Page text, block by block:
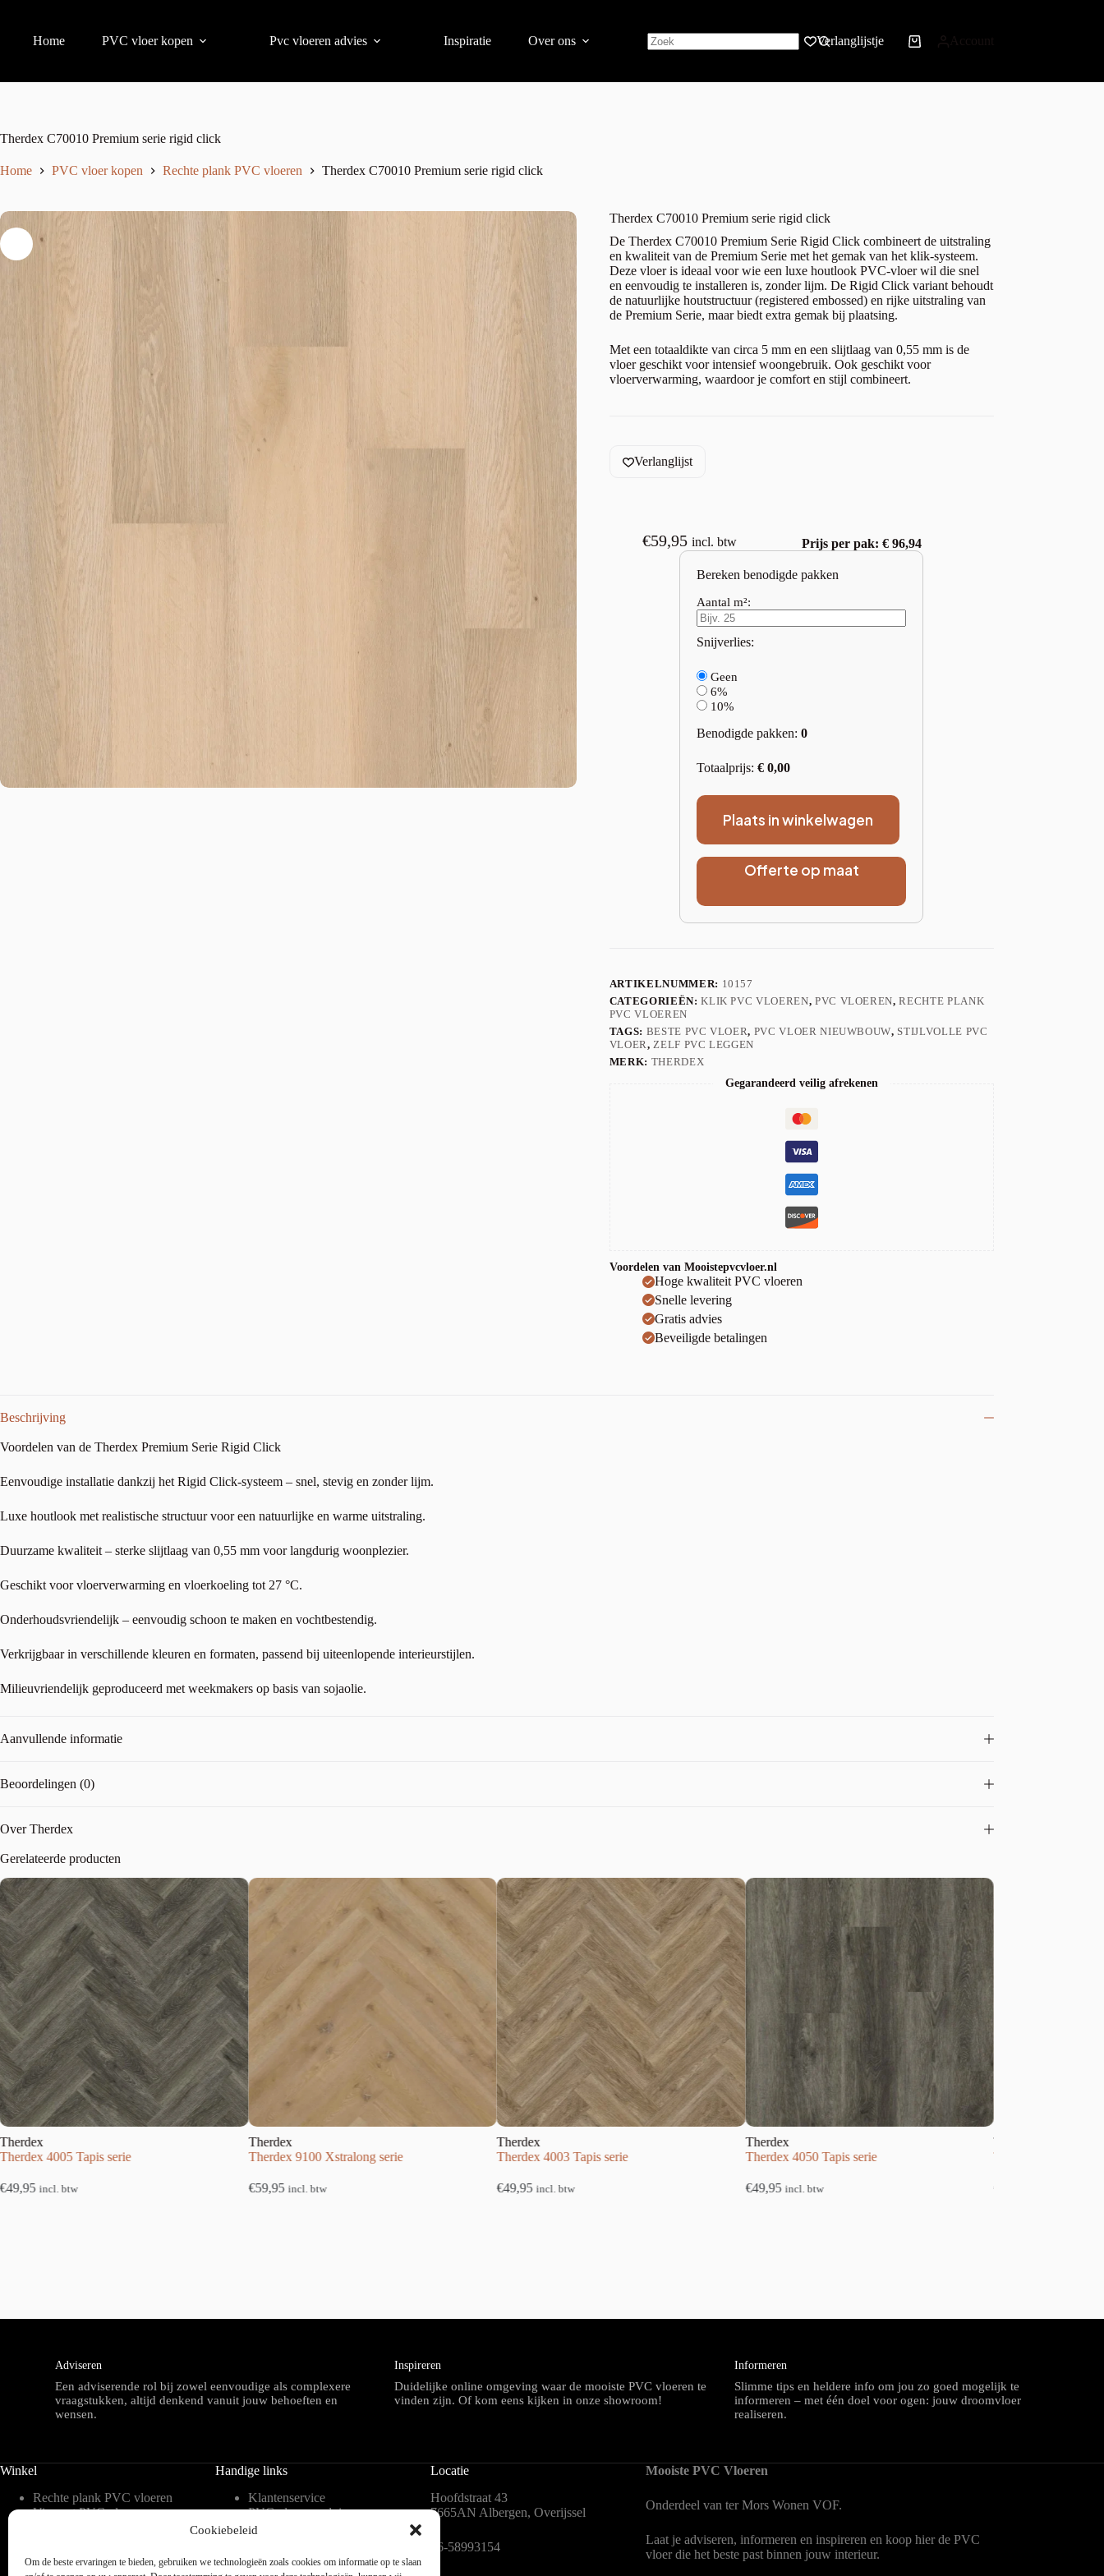
Cookiebeleid
Om de beste ervaringen te bieden, gebruiken we technologieën zoals cookies om informatie op te slaan
Home PVC vloer kopen Pvc vloeren advies Inspiratie Over ons Verlanglijstje
Therdex C70010 Premium serie rigid click
Home PVC vloer kopen Rechte plank PVC vloeren Therdex C70010 Premium serie rigid click
Therdex C70010 Premium serie rigid click
De Therdex C70010 Premium Serie Rigid Click combineert de uitstraling
en kwaliteit van de Premium Serie met het gemak van het klik-systeem.
Deze vloer is ideaal voor wie een luxe houtlook PVC-vloer wil die snel
en eenvoudig te installeren is, zonder lijm. De Rigid Click variant behoudt
de natuurlijke houtstructuur (registered embossed) en rijke uitstraling van
de Premium Serie, maar biedt extra gemak bij plaatsing.
Met een totaaldikte van circa 5 mm en een slijtlaag van 0,55 mm is de
vloer geschikt voor intensief woongebruik. Ook geschikt voor
vloerverwarming, waardoor je comfort en stijl combineert.
Verlanglijst
€59,95 incl. btw Prijs per pak: € 96,94
Bereken benodigde pakken
Aantal m²:
Snijverlies:
Geen
6%
10%
Benodigde pakken:0
Totaalprijs:€0,00
Plaats in winkelwagen
Offerte op maat
ARTIKELNUMMER: 10157
CATEGORIEËN:KLIK PVC VLOEREN, PVC VLOEREN,RECHTE PLANK
PVC VLOEREN
TAGS: BESTE PVC VLOER, PVC VLOER NIEUWBOUW, STIJLVOLLE PVC
VLOER,ZELF PVC LEGGEN
MERK: THERDEX
Gegarandeerd veilig afrekenen
Voordelen van Mooistepvcvloer.nl
Hoge kwaliteit PVC vloeren
Snelle levering
Gratis advies
Beveiligde betalingen
Beschrijving
Voordelen van de Therdex Premium Serie Rigid Click
Eenvoudige installatie dankzij het Rigid Click-systeem – snel, stevig en zonder lijm.
Luxe houtlook met realistische structuur voor een natuurlijke en warme uitstraling.
Duurzame kwaliteit – sterke slijtlaag van 0,55 mm voor langdurig woonplezier.
Geschikt voor vloerverwarming en vloerkoeling tot 27 °C.
Onderhoudsvriendelijk – eenvoudig schoon te maken en vochtbestendig.
Verkrijgbaar in verschillende kleuren en formaten, passend bij uiteenlopende interieurstijlen.
Milieuvriendelijk geproduceerd met weekmakers op basis van sojaolie.
Aanvullende informatie
Beoordelingen (0)
Over Therdex
Gerelateerde producten
Tapis serie
Therdex 9100 Xstralong serie
incl. btw
Therdex 4003 Tapis serie
incl. btw
Therdex 4050 Tapis serie
incl. btw
Therdex 4210 Basic serie
incl. btw
Adviseren
Een adviserende rol bij zowel eenvoudige als complexere
vraagstukken, altijd denkend vanuit jouw behoeften en
wensen.
Inspireren
Duidelijke online omgeving waar de mooiste PVC vloeren te
vinden zijn. Of kom eens kijken in onze showroom!
Informeren
Slimme tips en heldere info om jou zo goed mogelijk te
informeren – met één doel voor ogen: jouw droomvloer
realiseren.
Winkel
Rechte plank PVC vloeren
Visgraat PVC vloeren
vloeren
Weense punt PVC vloeren
Handige links
Klantenservice
PVC vloeren advies
Inspiratie
blog
Over ons
Locatie
Hoofdstraat 43
7665AN Albergen, Overijssel
06-58993154
Mooiste PVC Vloeren
Onderdeel van ter Mors Wonen VOF.
Laat je adviseren, informeren en inspireren en koop hier de PVC
vloer die het beste past binnen jouw interieur.